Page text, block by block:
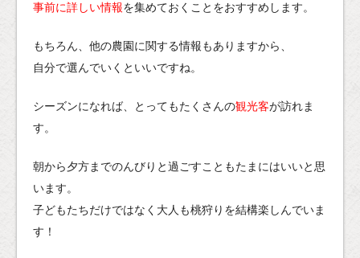
事前に詳しい情報を集めておくことをおすすめします。
もちろん、他の農園に関する情報もありますから、
自分で選んでいくといいですね。
シーズンになれば、とってもたくさんの観光客が訪れま
す。
朝から夕方までのんびりと過ごすこともたまにはいいと思
います。
子どもたちだけではなく大人も桃狩りを結構楽しんでいま
す！